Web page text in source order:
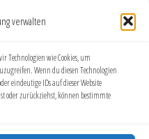
verwalten
Technologien wie Cookies, um
Wenn du diesen Technologien
eindeutige IDs auf dieser Website
oder zurückziehst, können bestimmte
diesem Weg begleitet